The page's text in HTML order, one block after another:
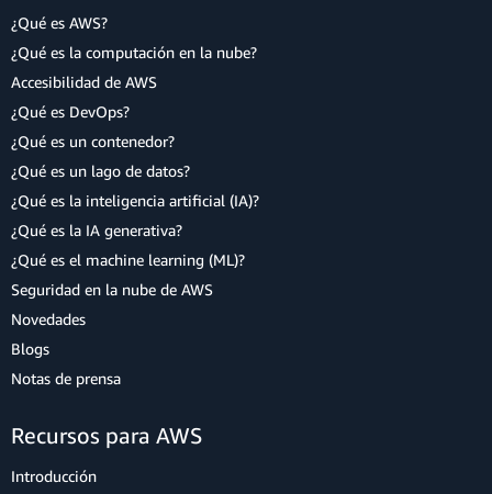
¿Qué es AWS?
¿Qué es la computación en la nube?
Accesibilidad de AWS
¿Qué es DevOps?
¿Qué es un contenedor?
¿Qué es un lago de datos?
¿Qué es la inteligencia artificial (IA)?
¿Qué es la IA generativa?
¿Qué es el machine learning (ML)?
Seguridad en la nube de AWS
Novedades
Blogs
Notas de prensa
Recursos para AWS
Introducción